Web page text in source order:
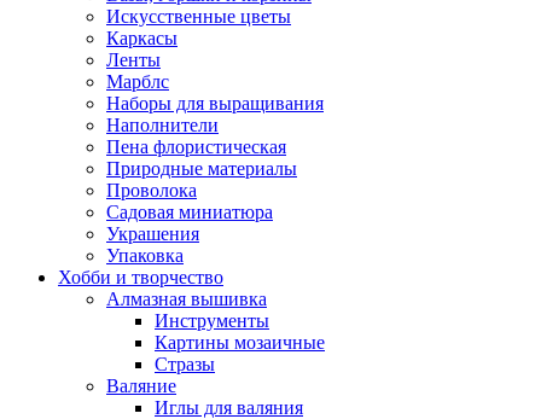
Искусственные цветы
Каркасы
Ленты
Марблс
Наборы для выращивания
Наполнители
Пена флористическая
Природные материалы
Проволока
Садовая миниатюра
Украшения
Упаковка
Хобби и творчество
Алмазная вышивка
Инструменты
Картины мозаичные
Стразы
Валяние
Иглы для валяния